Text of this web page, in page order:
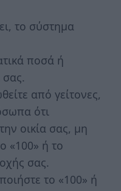
το σύστημα
ποσά ή
σας.
από γείτονες,
ότι
οικία σας, µη
«100» ή το
σας.
το «100» ή